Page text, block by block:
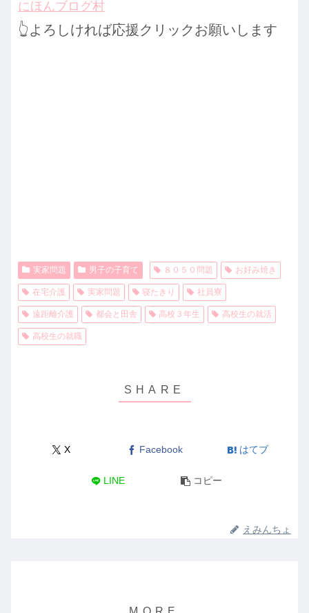
にほんブログ村
👆よろしければ応援クリックお願いします
実家問題 男子の子育て ８０５０問題 お好み焼き
在宅介護 実家問題 寝たきり 社員寮
遠距離介護 都会と田舎 高校３年生 高校生の就活
高校生の就職
X Facebook はてブ
LINE コピー
えみんちょ